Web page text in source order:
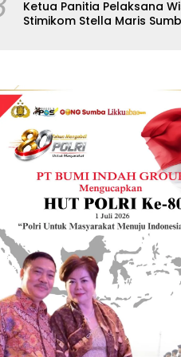
Ketua Panitia Pelaksana
Stimikom Stella Maris